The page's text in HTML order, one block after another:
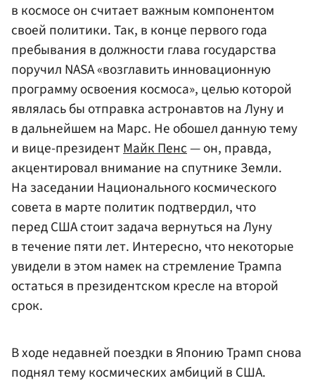
в космосе он считает важным компонентом
своей политики. Так, в конце первого года
пребывания в должности глава государства
поручил NASA «возглавить инновационную
программу освоения космоса», целью которой
являлась бы отправка астронавтов на Луну и
в дальнейшем на Марс. Не обошел данную тему
и вице-президентМайк Пенс— он, правда,
акцентировал внимание на спутнике Земли.
На заседании Национального космического
совета в марте политик подтвердил, что
перед США стоит задача вернуться на Луну
в течение пяти лет. Интересно, что некоторые
увидели в этом намек на стремление Трампа
остаться в президентском кресле на второй
срок.
В ходе недавней поездки в Японию Трамп снова
поднял тему космических амбиций в США.